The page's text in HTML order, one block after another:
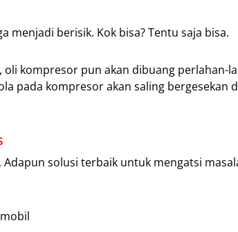
menjadi berisik. Kok bisa? Tentu saja bisa.
kompresor pun akan dibuang perlahan-
pada kompresor akan saling bergesekan
solusi terbaik untuk mengatsi